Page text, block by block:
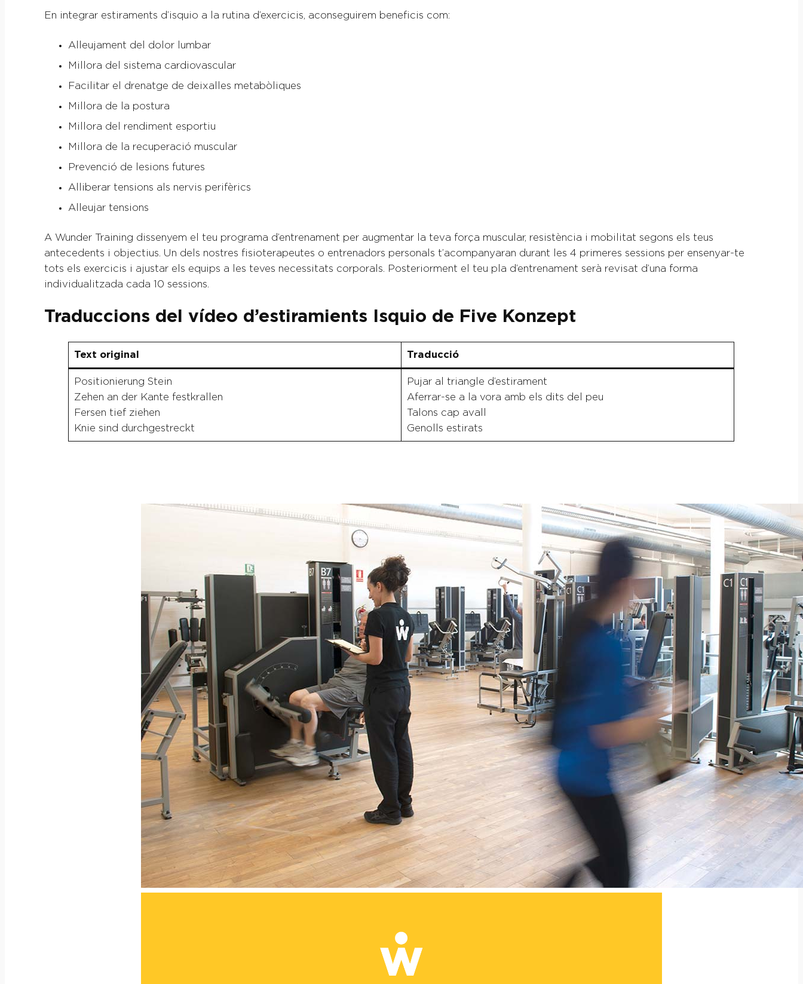
En integrar estiraments d’isquio a la rutina d’exercicis, aconseguirem beneficis com:
Alleujament del dolor lumbar
Millora del sistema cardiovascular
Facilitar el drenatge de deixalles metabòliques
Millora de la postura
Millora del rendiment esportiu
Millora de la recuperació muscular
Prevenció de lesions futures
Alliberar tensions als nervis perifèrics
Alleujar tensions
A Wunder Training dissenyem el teu programa d’entrenament per augmentar la teva força muscular, resistència i mobilitat segons els teus
antecedents i objectius. Un dels nostres fisioterapeutes o entrenadors personals t’acompanyaran durant les 4 primeres sessions per ensenyar-te
tots els exercicis i ajustar els equips a les teves necessitats corporals. Posteriorment el teu pla d’entrenament serà revisat d’una forma
individualitzada cada 10 sessions.
Traduccions del vídeo d’estiramients Isquio de Five Konzept
Text original Traducció
Positionierung Stein
Zehen an der Kante festkrallen
Fersen tief ziehen
Knie sind durchgestreckt
Pujar al triangle d’estirament
Aferrar-se a la vora amb els dits del peu
Talons cap avall
Genolls estirats